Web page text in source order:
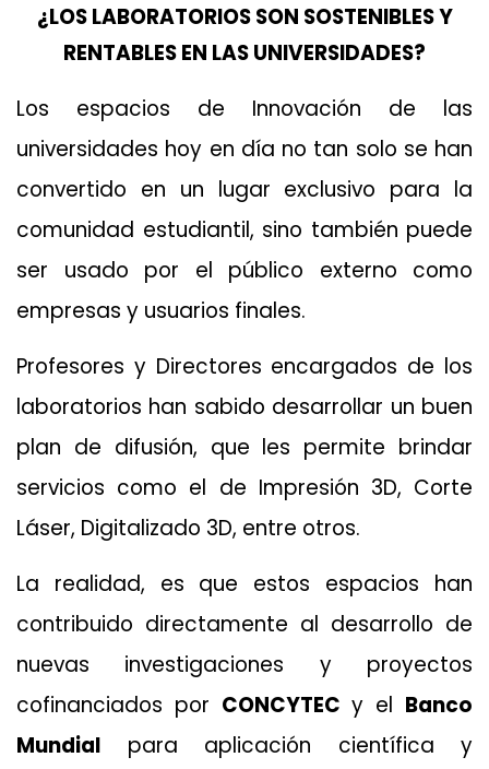
¿LOS LABORATORIOS SON SOSTENIBLES Y
RENTABLES EN LAS UNIVERSIDADES?
Los espacios de Innovación de las
universidades hoy en día no tan solo se han
convertido en un lugar exclusivo para la
comunidad estudiantil, sino también puede
ser usado por el público externo como
empresas y usuarios finales.
Profesores y Directores encargados de los
laboratorios han sabido desarrollar un buen
plan de difusión, que les permite brindar
servicios como el de Impresión 3D, Corte
Láser, Digitalizado 3D, entre otros.
La realidad, es que estos espacios han
contribuido directamente al desarrollo de
nuevas investigaciones y proyectos
cofinanciados por CONCYTEC y el Banco
Mundial para aplicación científica y